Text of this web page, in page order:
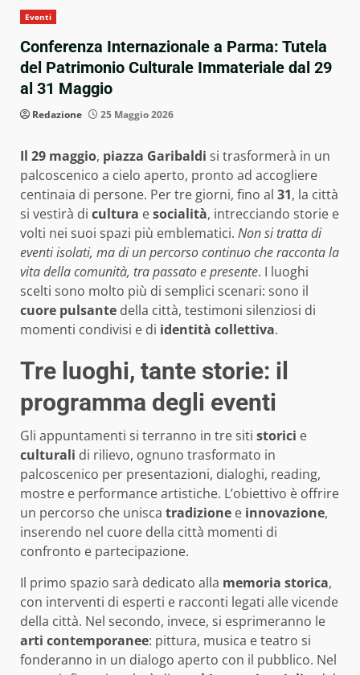
Eventi
Conferenza Internazionale a Parma: Tutela
del Patrimonio Culturale Immateriale dal 29
al 31 Maggio
Redazione 25 Maggio 2026
Il 29 maggio, piazza Garibaldi si trasformerà in un
palcoscenico a cielo aperto, pronto ad accogliere
centinaia di persone. Per tre giorni, fino al 31, la città
si vestirà di cultura esocialità, intrecciando storie e
volti nei suoi spazi più emblematici. Non si tratta di
eventi isolati, ma di un percorso continuo che racconta la
vita della comunità, tra passato e presente. I luoghi
scelti sono molto più di semplici scenari: sono il
cuore pulsante della città, testimoni silenziosi di
momenti condivisi e di identità collettiva.
Tre luoghi, tante storie: il
programma degli eventi
Gli appuntamenti si terranno in tre siti storici e
culturali di rilievo, ognuno trasformato in
palcoscenico per presentazioni, dialoghi, reading,
mostre e performance artistiche. L’obiettivo è offrire
un percorso che unisca tradizione e innovazione,
inserendo nel cuore della città momenti di
confronto e partecipazione.
Il primo spazio sarà dedicato alla memoria storica,
con interventi di esperti e racconti legati alle vicende
della città. Nel secondo, invece, si esprimeranno le
arti contemporanee: pittura, musica e teatro si
fonderanno in un dialogo aperto con il pubblico. Nel